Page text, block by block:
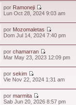
por Ramoneji
Lun Oct 28, 2024 9:03 am
por Mozomaletas
Dom Jul 14, 2024 7:40 pm
porchamarran
Mar May 23, 2023 12:09 pm
porsekim
Vie Nov 22, 2024 1:31 am
pormarmita
Sab Jun 20, 2026 8:57 pm